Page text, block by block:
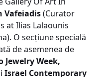
Vafeiadis(Curator
at Ilias Lalaounis
O secțiune specială
de asemenea de
Jewelry Week,
Israel Contemporary